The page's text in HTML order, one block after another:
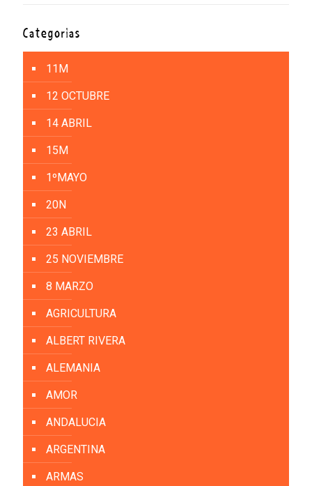
Categorías
11M
12 OCTUBRE
14 ABRIL
15M
1ºMAYO
20N
23 ABRIL
25 NOVIEMBRE
8 MARZO
AGRICULTURA
ALBERT RIVERA
ALEMANIA
AMOR
ANDALUCIA
ARGENTINA
ARMAS